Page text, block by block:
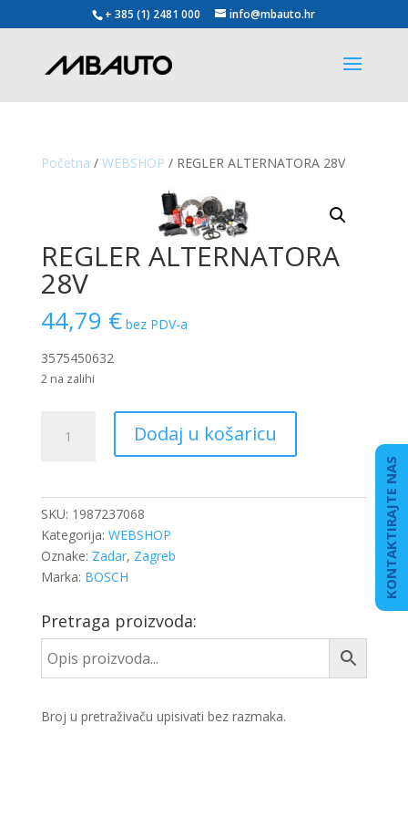
+ 385 (1) 2481 000 info@mbauto.hr
Početna / WEBSHOP / REGLER ALTERNATORA 28V
REGLER ALTERNATORA
28V
44,79 € bez PDV-a
3575450632
2 na zalihi
ALTERNATORA
Dodaj u košaricu
SKU: 1987237068
Kategorija: WEBSHOP
Oznake: Zadar, Zagreb
Marka: BOSCH
Pretraga proizvoda:
Broj u pretraživaču upisivati bez razmaka.
KONTAKTIRAJTE NAS